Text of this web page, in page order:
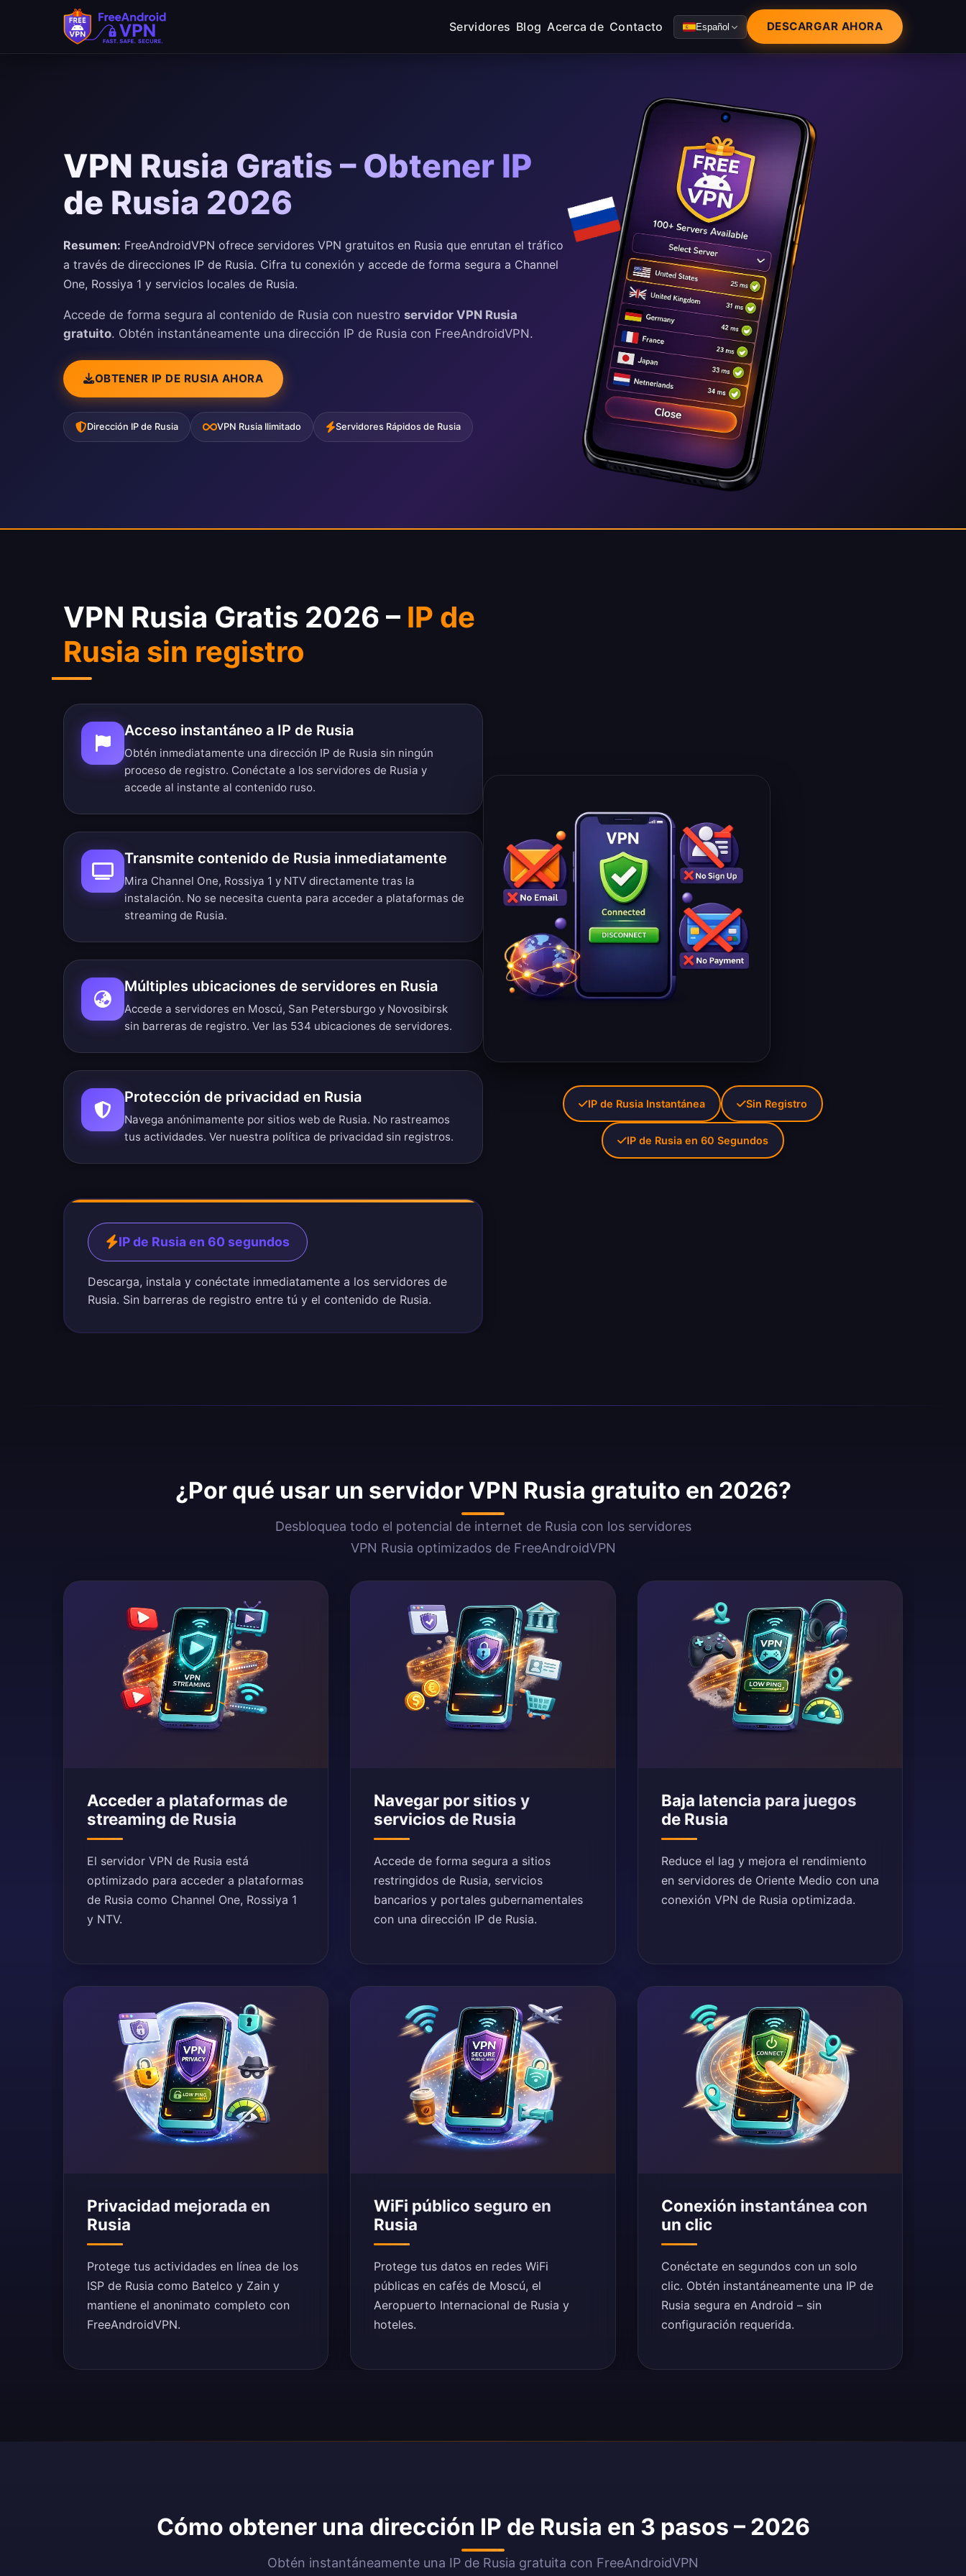
Servidores Blog Acerca de Contacto Español DESCARGAR AHORA
VPN Rusia Gratis – Obtener IP
de Rusia 2026
Resumen: FreeAndroidVPN ofrece servidores VPN gratuitos en Rusia que enrutan el tráfico
a través de direcciones IP de Rusia. Cifra tu conexión y accede de forma segura a Channel
One, Rossiya 1 y servicios locales de Rusia.
Accede de forma segura al contenido de Rusia con nuestro servidor VPN Rusia
gratuito. Obtén instantáneamente una dirección IP de Rusia con FreeAndroidVPN.
OBTENER IP DE RUSIA AHORA
Dirección IP de Rusia VPN Rusia Ilimitado Servidores Rápidos de Rusia
VPN Rusia Gratis 2026 – IP de
Rusia sin registro
Acceso instantáneo a IP de Rusia
Obtén inmediatamente una dirección IP de Rusia sin ningún
proceso de registro. Conéctate a los servidores de Rusia y
accede al instante al contenido ruso.
Transmite contenido de Rusia inmediatamente
Mira Channel One, Rossiya 1 y NTV directamente tras la
instalación. No se necesita cuenta para acceder a plataformas de
streaming de Rusia.
Múltiples ubicaciones de servidores en Rusia
Accede a servidores en Moscú, San Petersburgo y Novosibirsk
sin barreras de registro. Ver las 534 ubicaciones de servidores.
Protección de privacidad en Rusia
Navega anónimamente por sitios web de Rusia. No rastreamos
tus actividades. Ver nuestra política de privacidad sin registros.
IP de Rusia en 60 segundos
Descarga, instala y conéctate inmediatamente a los servidores de
Rusia. Sin barreras de registro entre tú y el contenido de Rusia.
IP de Rusia Instantánea Sin Registro
IP de Rusia en 60 Segundos
¿Por qué usar un servidor VPN Rusia gratuito en 2026?
Desbloquea todo el potencial de internet de Rusia con los servidores
VPN Rusia optimizados de FreeAndroidVPN
Acceder a plataformas de
streaming de Rusia
El servidor VPN de Rusia está
optimizado para acceder a plataformas
de Rusia como Channel One, Rossiya 1
y NTV.
Navegar por sitios y
servicios de Rusia
Accede de forma segura a sitios
restringidos de Rusia, servicios
bancarios y portales gubernamentales
con una dirección IP de Rusia.
Baja latencia para juegos
de Rusia
Reduce el lag y mejora el rendimiento
en servidores de Oriente Medio con una
conexión VPN de Rusia optimizada.
Privacidad mejorada en
Rusia
Protege tus actividades en línea de los
ISP de Rusia como Batelco y Zain y
mantiene el anonimato completo con
FreeAndroidVPN.
WiFi público seguro en
Rusia
Protege tus datos en redes WiFi
públicas en cafés de Moscú, el
Aeropuerto Internacional de Rusia y
hoteles.
Conexión instantánea con
un clic
Conéctate en segundos con un solo
clic. Obtén instantáneamente una IP de
Rusia segura en Android – sin
configuración requerida.
Cómo obtener una dirección IP de Rusia en 3 pasos – 2026
Obtén instantáneamente una IP de Rusia gratuita con FreeAndroidVPN